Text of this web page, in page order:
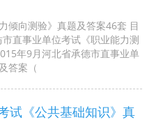
倾向测验》真题及答案46套 目
直事业单位考试《职业能力测
年9月河北省承德市直事业单
答案（
试《公共基础知识》真